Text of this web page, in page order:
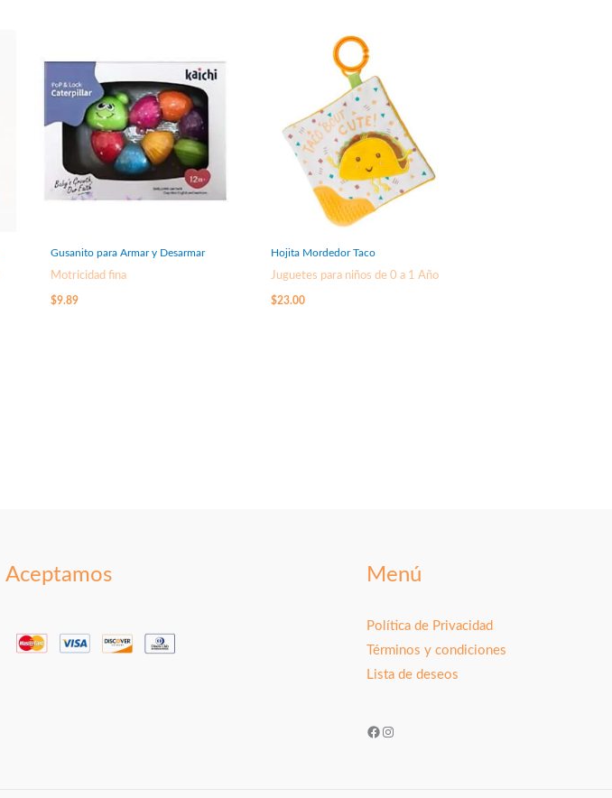
Gusanito para Armar y Desarmar
Motricidad fina
$9.89
Hojita Mordedor Taco
Juguetes para niños de 0 a 1 Año
$23.00
Aceptamos Menú
Política de Privacidad
Términos y condiciones
Lista de deseos
Facebook
Instagram